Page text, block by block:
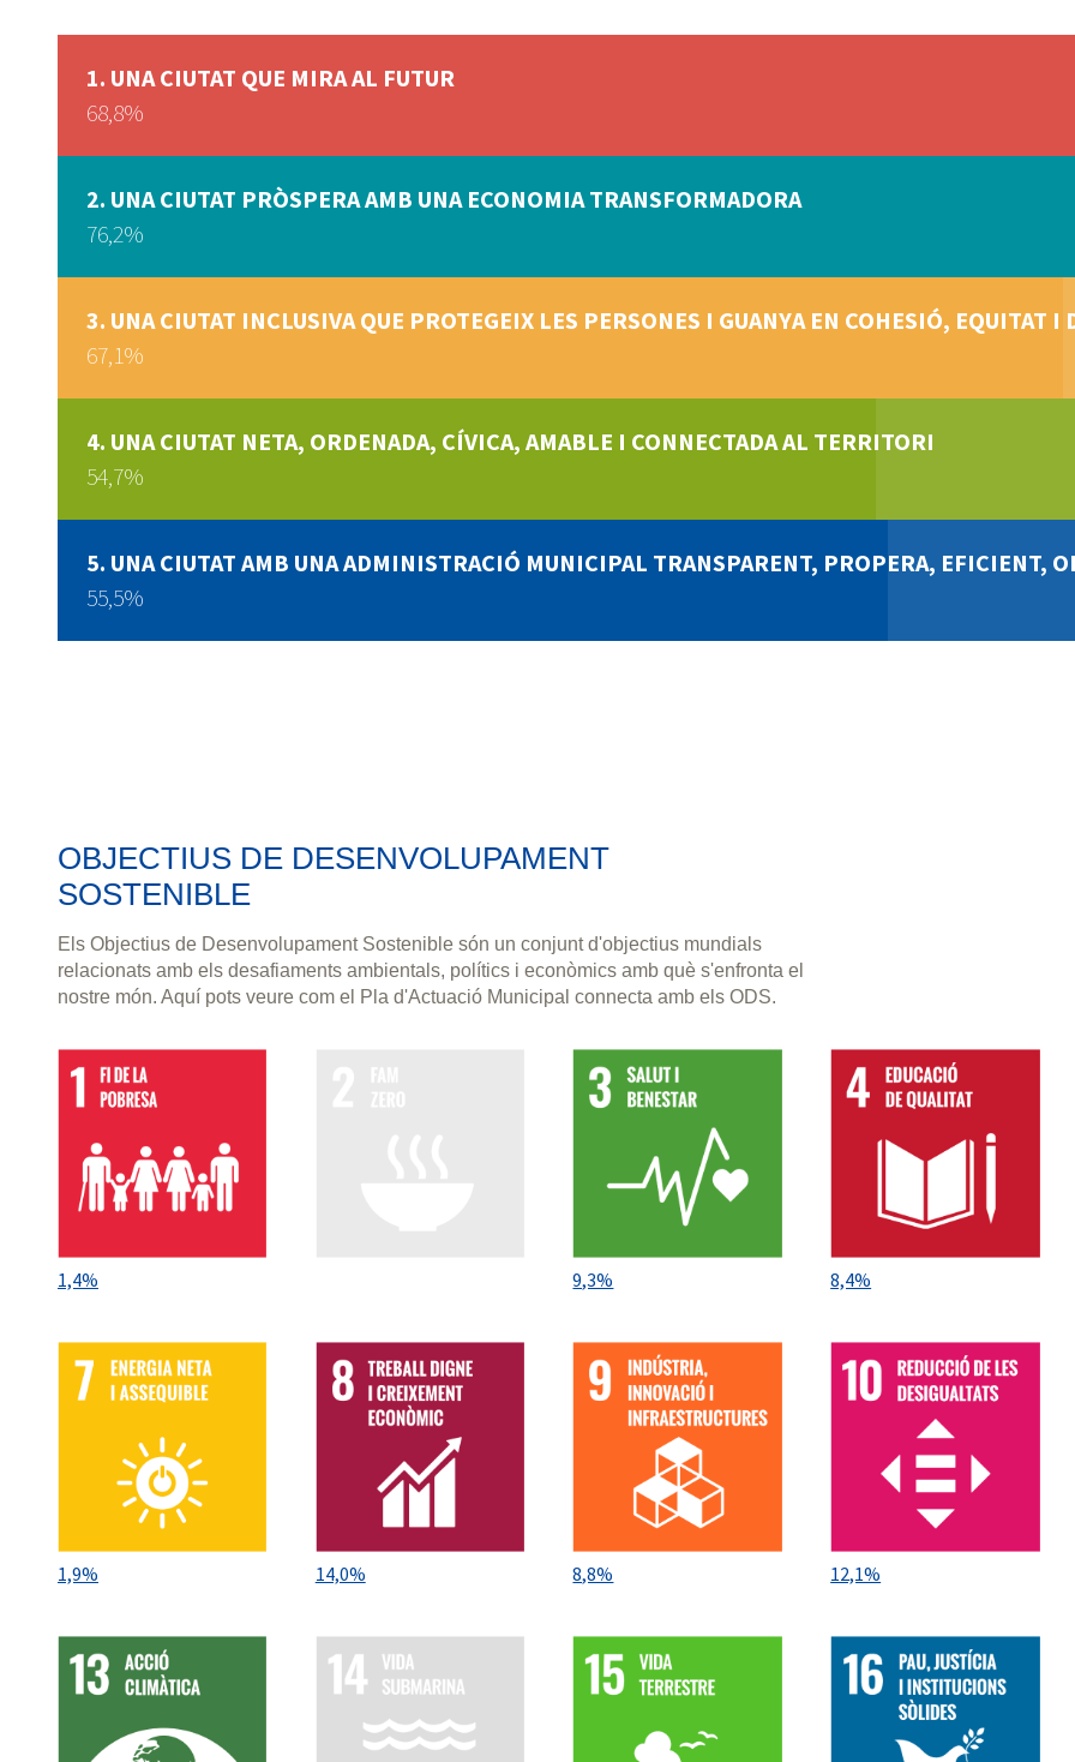
UNA CIUTAT QUE MIRA AL FUTUR
68,8%
UNA CIUTAT PRÒSPERA AMB UNA ECONOMIA TRANSFORMADORA
76,2%
UNA CIUTAT INCLUSIVA QUE PROTEGEIX LES PERSONES I GUANYA EN COHESIÓ, EQUITAT I
67,1%
UNA CIUTAT NETA, ORDENADA, CÍVICA, AMABLE I CONNECTADA AL TERRITORI
54,7%
UNA CIUTAT AMB UNA ADMINISTRACIÓ MUNICIPAL TRANSPARENT, PROPERA, EFICIENT,
55,5%
OBJECTIUS DE DESENVOLUPAMENT
SOSTENIBLE
Els Objectius de Desenvolupament Sostenible són un conjunt d'objectius mundials
relacionats amb els desafiaments ambientals, polítics i econòmics amb què s'enfronta el
nostre món. Aquí pots veure com el Pla d'Actuació Municipal connecta amb els ODS.
1,4% 9,3% 8,4%
1,9% 14,0% 8,8% 12,1%